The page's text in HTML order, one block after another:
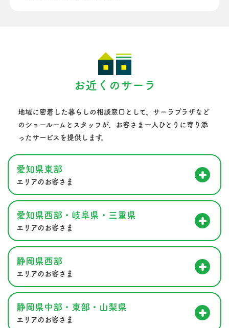
お近くのサーラ
地域に密着した暮らしの相談窓口として、サーラプラザなど
のショールームとスタッフが、
お客さま一人ひとりに寄り添
ったサービスを提供します。
愛知県東部
エリアのお客さま
愛知県西部・岐阜県・三重県
エリアのお客さま
静岡県西部
エリアのお客さま
静岡県中部・東部・山梨県
エリアのお客さま